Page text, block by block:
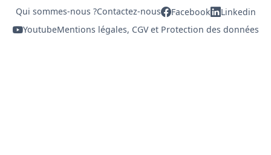
Qui sommes-nous ?Contactez-nous Facebook
Linkedin
YoutubeMentions légales, CGV et Protection des données